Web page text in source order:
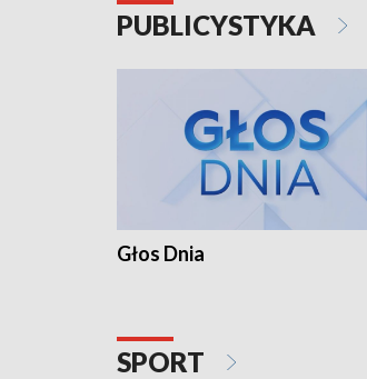
PUBLICYSTYKA
Głos Dnia
SPORT